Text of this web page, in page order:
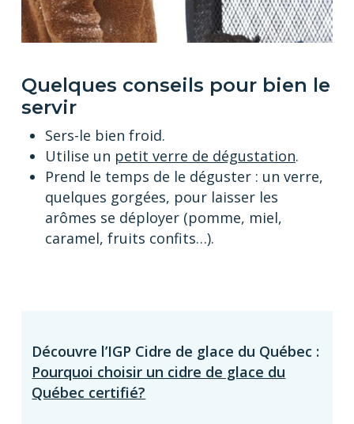
Quelques conseils pour bien le
servir
Sers-le bien froid.
Utilise un petit verre de dégustation.
Prend le temps de le déguster : un verre,
quelques gorgées, pour laisser les
arômes se déployer (pomme, miel,
caramel, fruits confits…).
Découvre l’IGP Cidre de glace du Québec :
Pourquoi choisir un cidre de glace du
Québec certifié?